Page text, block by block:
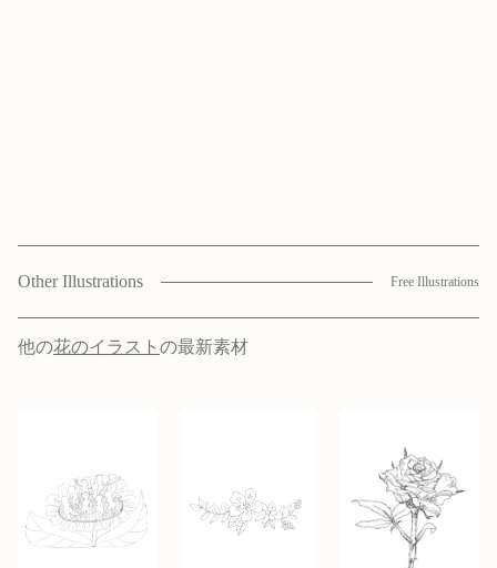
Other Illustrations Free Illustrations
他の花のイラスト の最新素材